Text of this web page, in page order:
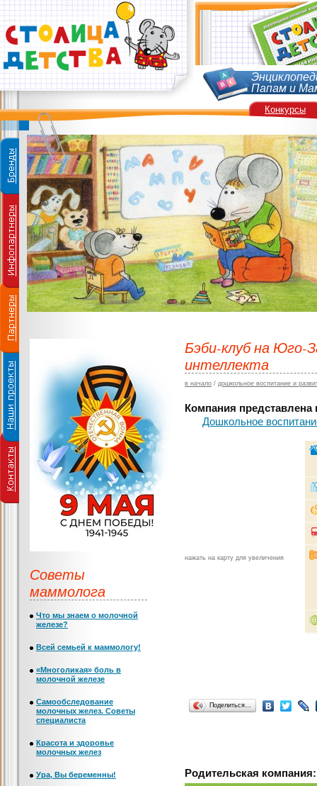
Папам и
Бэби-клуб на Юго-
интеллекта
в начало / дошкольное воспитание и
Компания представлена
Дошкольное
нажать на карту для увеличения
Поделиться…
Родительская компания:
Советы
маммолога
Что мы знаем о молочной
железе?
Всей семьей к маммологу!
«Многоликая» боль в
молочной железе
Самообследование
молочных желез. Советы
специалиста
Красота и здоровье
молочных желез
Ура, Вы беременны!
Конкурсы